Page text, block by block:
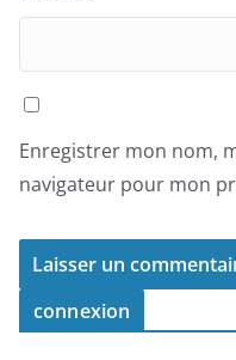
Enregistrer mon nom,
navigateur pour mon
connexion